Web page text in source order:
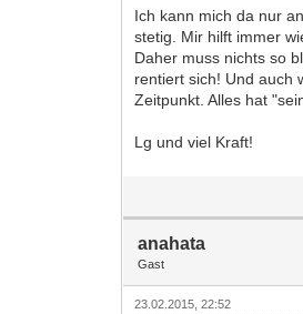
Ich kann mich da nur
stetig. Mir hilft immer
Daher muss nichts so
rentiert sich! Und auch
Zeitpunkt. Alles hat
Lg und viel Kraft!
anahata
Gast
23.02.2015, 22:52